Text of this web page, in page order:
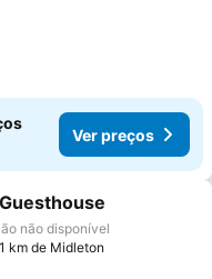
Ver preços
aos favoritos
não disponível
km de Midleton